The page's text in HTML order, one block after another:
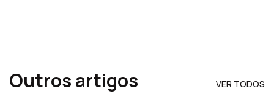
Outros artigos VER TODOS